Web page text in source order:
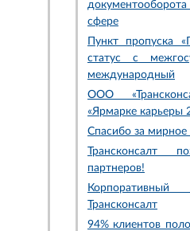
сфере
Пункт пропуска
статус с
международный
ООО
«Ярмарке карьеры
Спасибо за мирное
Трансконсалт
партнеров!
Трансконсалт
94% клиентов